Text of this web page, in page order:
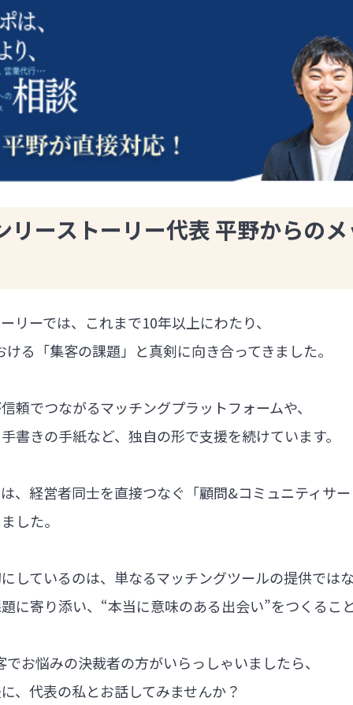
リーストーリー代表 平野からの
リーでは、これまで10年以上にわたり、
る「集客の課題」と真剣に向き合ってきました。
頼でつながるマッチングプラットフォームや、
書きの手紙など、独自の形で支援を続けています。
、経営者同士を直接つなぐ「顧問&コミュニティサ
した。
しているのは、単なるマッチングツールの提供では
に寄り添い、“本当に意味のある出会い”をつくるこ
お悩みの決裁者の方がいらっしゃいましたら、
、代表の私とお話してみませんか？